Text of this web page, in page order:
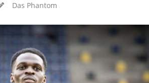
Das Phantom